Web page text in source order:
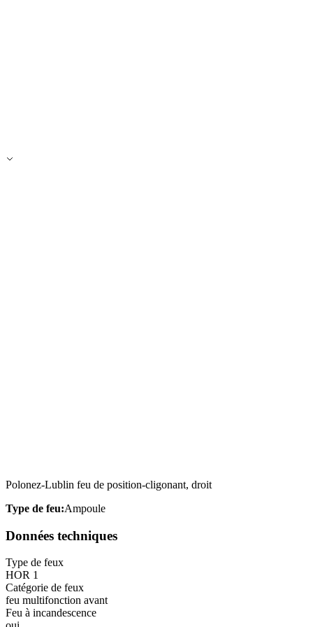
Polonez-Lublin feu de position-cligonant, droit
Type de feu:Ampoule
Données techniques
Type de feux
HOR 1
Catégorie de feux
feu multifonction avant
Feu à incandescence